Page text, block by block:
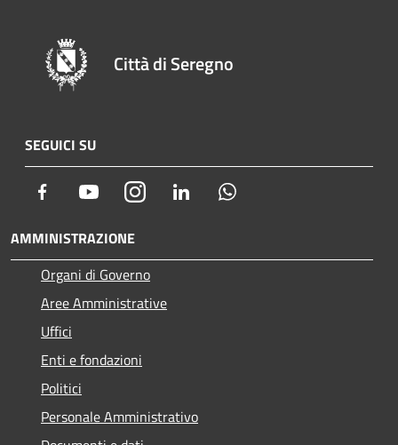
Città di Seregno
SEGUICI SU
Facebook YoutubeInstagram LinkedIn
AMMINISTRAZIONE
Organi di Governo
Aree Amministrative
Uffici
Enti e fondazioni
Politici
Personale Amministrativo